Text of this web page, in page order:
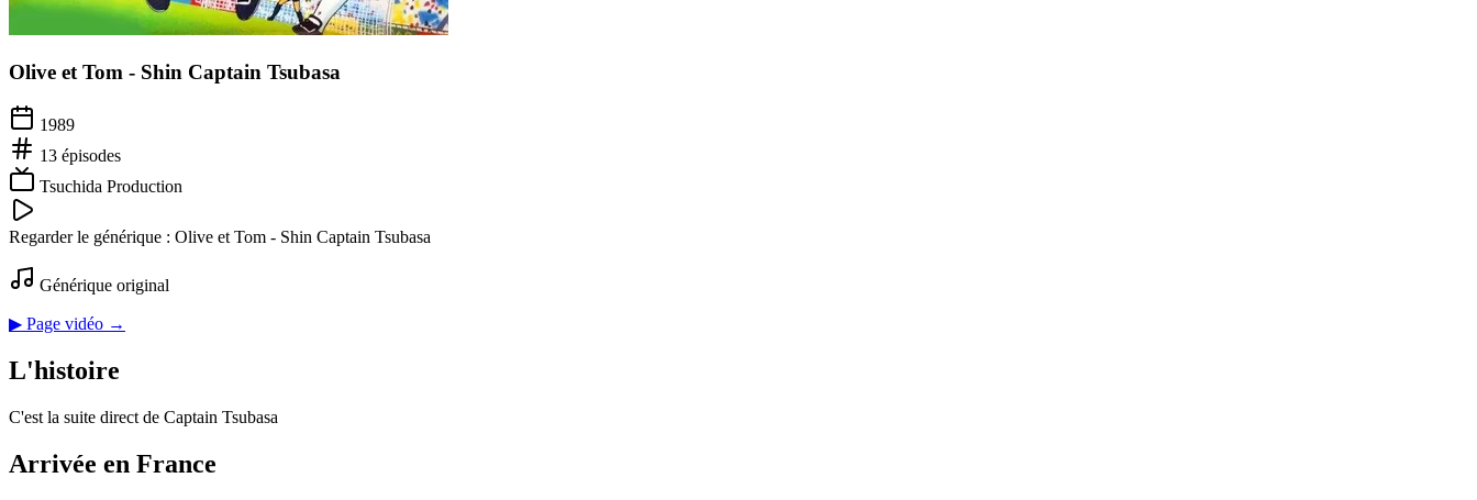
Olive et Tom - Shin Captain Tsubasa
1989
13 épisodes
Tsuchida Production
Regarder le générique : Olive et Tom - Shin Captain Tsubasa
Générique original
▶ Page vidéo →
L'histoire
C'est la suite direct de Captain Tsubasa
Arrivée en France